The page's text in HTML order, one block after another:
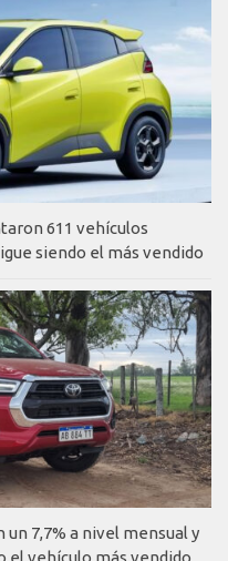
611 vehículos
siendo el más vendido
7,7% a nivel mensual y